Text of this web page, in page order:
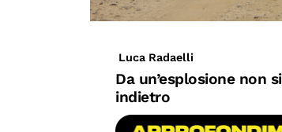
Luca Radaelli
Da un’esplosione non
indietro